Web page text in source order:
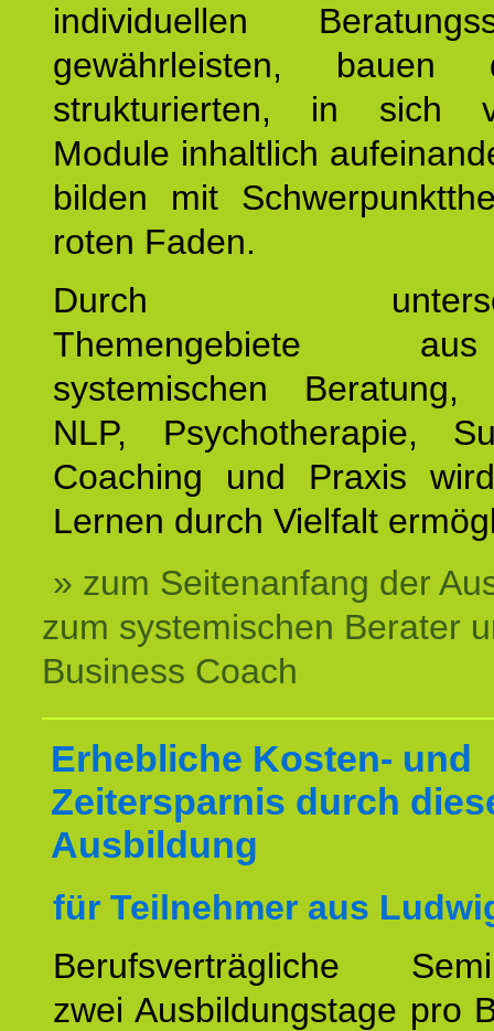
individuellen
gewährleisten,
strukturierten, in sich
Module inhaltlich
bilden mit
roten Faden.
Durch
Themengebiete
systemischen Beratung,
NLP, Psychotherapie,
Coaching und Praxis
Lernen durch Vielfalt
» zum Seitenanfang der
zum systemischen Berater
Business Coach
Erhebliche Kosten- und
Zeitersparnis durch
Ausbildung
für Teilnehmer aus
Berufsverträgliche
zwei Ausbildungstage pro